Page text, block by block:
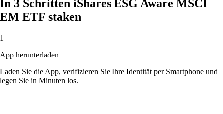
In 3 Schritten iShares ESG Aware MSCI
EM ETF staken
1
App herunterladen
Laden Sie die App, verifizieren Sie Ihre Identität per Smartphone und
legen Sie in Minuten los.